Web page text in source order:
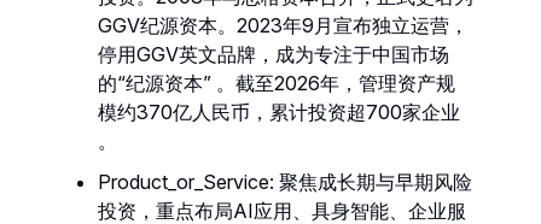
GGV纪源资本。2023年9月宣布独立运营，
停用GGV英文品牌，成为专注于中国市场
的“纪源资本” 。截至2026年，管理资产规
模约370亿人民币，累计投资超700家企业
。
Product_or_Service: 聚焦成长期与早期风险
投资，重点布局AI应用、具身智能、企业服